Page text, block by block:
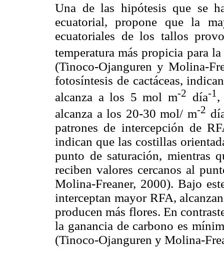
Una de las hipótesis que se
ecuatorial, propone que la
ecuatoriales de los tallos
temperatura más propicia para
(Tinoco-Ojanguren y Molina-
fotosíntesis de cactáceas,
alcanza a los 5 mol m-2 día-1 ,
alcanza a los 20-30 mol/ m-2
patrones de intercepción de
indican que las costillas
punto de saturación, mientras
reciben valores cercanos al
Molina-Freaner, 2000). Bajo
interceptan mayor RFA,
producen más flores. En
la ganancia de carbono es
(Tinoco-Ojanguren y Molina-